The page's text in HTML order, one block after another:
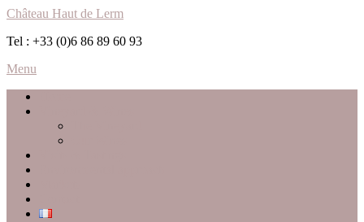
Château Haut de Lerm
Tel : +33 (0)6 86 89 60 93
Menu